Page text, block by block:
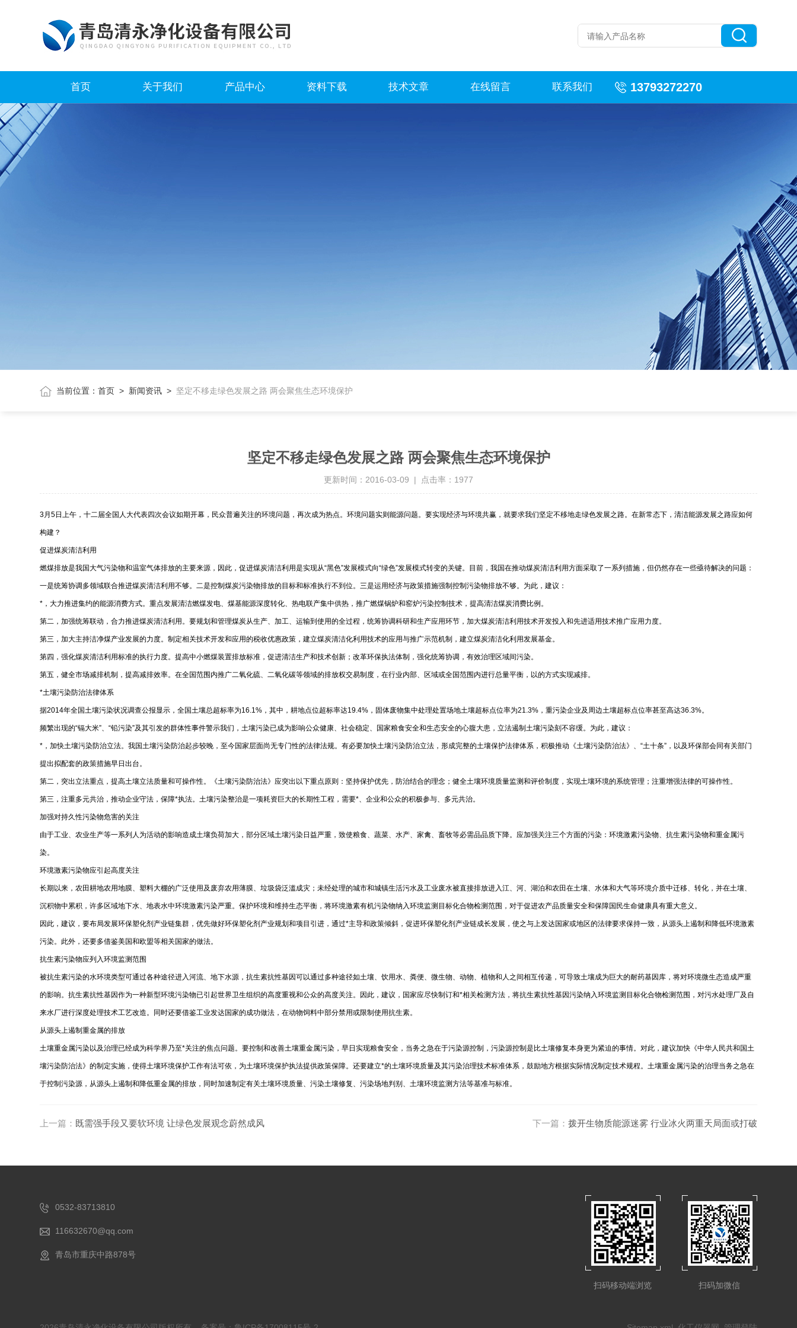
首页 关于我们 产品中心 资料下载 技术文章 在线留言 联系我们 13793272270
当前位置：首页 > 新闻资讯 > 坚定不移走绿色发展之路 两会聚焦生态环境保护
坚定不移走绿色发展之路 两会聚焦生态环境保护
更新时间：2016-03-09 | 点击率：1977
3月5日上午，十二届全国人大代表四次会议如期开幕，民众普遍关注的环境问题，再次成为热点。环境问题实则能源问题。要实现经济与环境共赢，就要求我们坚定不移地走绿色发展之路。在新常态下，清洁能源发展之路应如何
构建？
促进煤炭清洁利用
燃煤排放是我国大气污染物和温室气体排放的主要来源，因此，促进煤炭清洁利用是实现从“黑色”发展模式向“绿色”发展模式转变的关键。目前，我国在推动煤炭清洁利用方面采取了一系列措施，但仍然存在一些亟待解决的问题：
一是统筹协调多领域联合推进煤炭清洁利用不够。二是控制煤炭污染物排放的目标和标准执行不到位。三是运用经济与政策措施强制控制污染物排放不够。为此，建议：
*，大力推进集约的能源消费方式。重点发展清洁燃煤发电、煤基能源深度转化、热电联产集中供热，推广燃煤锅炉和窑炉污染控制技术，提高清洁煤炭消费比例。
第二，加强统筹联动，合力推进煤炭清洁利用。要规划和管理煤炭从生产、加工、运输到使用的全过程，统筹协调科研和生产应用环节，加大煤炭清洁利用技术开发投入和先进适用技术推广应用力度。
第三，加大主持洁净煤产业发展的力度。制定相关技术开发和应用的税收优惠政策，建立煤炭清洁化利用技术的应用与推广示范机制，建立煤炭清洁化利用发展基金。
第四，强化煤炭清洁利用标准的执行力度。提高中小燃煤装置排放标准，促进清洁生产和技术创新；改革环保执法体制，强化统筹协调，有效治理区域间污染。
第五，健全市场减排机制，提高减排效率。在全国范围内推广二氧化硫、二氧化碳等领域的排放权交易制度，在行业内部、区域或全国范围内进行总量平衡，以的方式实现减排。
*土壤污染防治法律体系
据2014年全国土壤污染状况调查公报显示，全国土壤总超标率为16.1%，其中，耕地点位超标率达19.4%，固体废物集中处理处置场地土壤超标点位率为21.3%，重污染企业及周边土壤超标点位率甚至高达36.3%。
频繁出现的“镉大米”、“铅污染”及其引发的群体性事件警示我们，土壤污染已成为影响公众健康、社会稳定、国家粮食安全和生态安全的心腹大患，立法遏制土壤污染刻不容缓。为此，建议：
*，加快土壤污染防治立法。我国土壤污染防治起步较晚，至今国家层面尚无专门性的法律法规。有必要加快土壤污染防治立法，形成完整的土壤保护法律体系，积极推动《土壤污染防治法》、“土十条”，以及环保部会同有关部门
提出拟配套的政策措施早日出台。
第二，突出立法重点，提高土壤立法质量和可操作性。《土壤污染防治法》应突出以下重点原则：坚持保护优先，防治结合的理念；健全土壤环境质量监测和评价制度，实现土壤环境的系统管理；注重增强法律的可操作性。
第三，注重多元共治，推动企业守法，保障*执法。土壤污染整治是一项耗资巨大的长期性工程，需要*、企业和公众的积极参与、多元共治。
加强对持久性污染物危害的关注
由于工业、农业生产等一系列人为活动的影响造成土壤负荷加大，部分区域土壤污染日益严重，致使粮食、蔬菜、水产、家禽、畜牧等必需品品质下降。应加强关注三个方面的污染：环境激素污染物、抗生素污染物和重金属污
染。
环境激素污染物应引起高度关注
长期以来，农田耕地农用地膜、塑料大棚的广泛使用及废弃农用薄膜、垃圾袋泛滥成灾；未经处理的城市和城镇生活污水及工业废水被直接排放进入江、河、湖泊和农田在土壤、水体和大气等环境介质中迁移、转化，并在土壤、
沉积物中累积，许多区域地下水、地表水中环境激素污染严重。保护环境和维持生态平衡，将环境激素有机污染物纳入环境监测目标化合物检测范围，对于促进农产品质量安全和保障国民生命健康具有重大意义。
因此，建议，要布局发展环保塑化剂产业链集群，优先做好环保塑化剂产业规划和项目引进，通过*主导和政策倾斜，促进环保塑化剂产业链成长发展，使之与上发达国家或地区的法律要求保持一致，从源头上遏制和降低环境激素
污染。此外，还要多借鉴美国和欧盟等相关国家的做法。
抗生素污染物应列入环境监测范围
被抗生素污染的水环境类型可通过各种途径进入河流、地下水源，抗生素抗性基因可以通过多种途径如土壤、饮用水、粪便、微生物、动物、植物和人之间相互传递，可导致土壤成为巨大的耐药基因库，将对环境微生态造成严重
的影响。抗生素抗性基因作为一种新型环境污染物已引起世界卫生组织的高度重视和公众的高度关注。因此，建议，国家应尽快制订和*相关检测方法，将抗生素抗性基因污染纳入环境监测目标化合物检测范围，对污水处理厂及自
来水厂进行深度处理技术工艺改造。同时还要借鉴工业发达国家的成功做法，在动物饲料中部分禁用或限制使用抗生素。
从源头上遏制重金属的排放
土壤重金属污染以及治理已经成为科学界乃至*关注的焦点问题。要控制和改善土壤重金属污染，早日实现粮食安全，当务之急在于污染源控制，污染源控制是比土壤修复本身更为紧迫的事情。对此，建议加快《中华人民共和国土
壤污染防治法》的制定实施，使得土壤环境保护工作有法可依，为土壤环境保护执法提供政策保障。还要建立*的土壤环境质量及其污染治理技术标准体系，鼓励地方根据实际情况制定技术规程。土壤重金属污染的治理当务之急在
于控制污染源，从源头上遏制和降低重金属的排放，同时加速制定有关土壤环境质量、污染土壤修复、污染场地判别、土壤环境监测方法等基准与标准。
上一篇： 既需强手段又要软环境 让绿色发展观念蔚然成风 下一篇： 拨开生物质能源迷雾 行业冰火两重天局面或打破
0532-83713810
116632670@qq.com
青岛市重庆中路878号
扫码加微信
扫码移动端浏览